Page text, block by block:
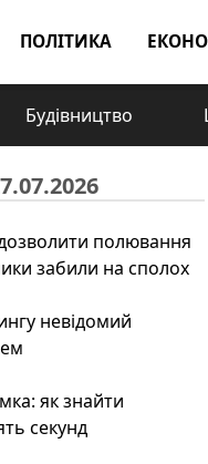
ПОЛІТИКА
Будівництво
полювання
забили на сполох
невідомий
як знайти
секунд